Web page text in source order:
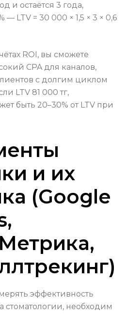
и остаётся 3 года,
LTV = 30 000 × 1,5 × 3 × 0,6
ROI, вы сможете
CPA для каналов,
с долгим циклом
LTV 81 000 тг,
быть 20–30% от LTV при
и их
(Google
эффективность
стоматологии, необходим